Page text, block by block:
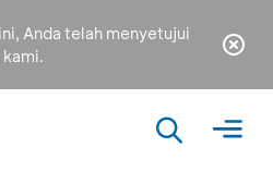
Anda telah menyetujui
kami.